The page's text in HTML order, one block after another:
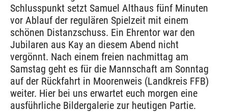
Schlusspunkt setzt Samuel Althaus fünf Minuten
vor Ablauf der regulären Spielzeit mit einem
schönen Distanzschuss. Ein Ehrentor war den
Jubilaren aus Kay an diesem Abend nicht
vergönnt. Nach einem freien nachmittag am
Samstag geht es für die Mannschaft am Sonntag
auf der Rückfahrt in Moorenweis (Landkreis FFB)
weiter. Hier bei uns erwartet euch morgen eine
ausführliche Bildergalerie zur heutigen Partie.